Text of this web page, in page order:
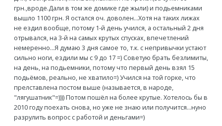
грн.,вроде.Дали в том же домике где жыли) и подьемниками
вышло 1100 грн. Я остался оч. доволен...Хотя на таких лижах
не ездил вообще, потому 1-й день учился, а остальный 2 дня
отрывался, на 3-й на самых крутых спусках, впечетлений
немеренно...Я думаю 3 дня самое то, т.к. с непривычки устают
сильно ноги, ездили мы с 9 до 17 =) Советую брать безлимиты,
на день, на подьемники, потому что первый день взял 15
подьёмов, реально, не хватило=) Учился на той горке, что
прелставлена постом выше (называется, в народе,
"лягушатник"=)))) Потом пошёл на более крутые. Хотелось бы в
2010 году поехать снова, но уже не знаю или получится...нуно
разрулить вопрос с работой и деньгами=)